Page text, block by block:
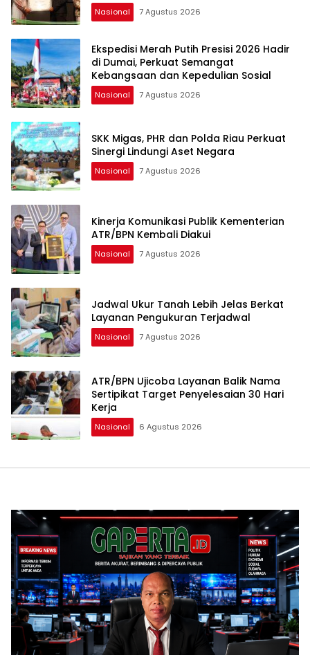
Nasional 7 Agustus 2026
Ekspedisi Merah Putih Presisi 2026 Hadir
di Dumai, Perkuat Semangat
Kebangsaan dan Kepedulian Sosial
Nasional 7 Agustus 2026
SKK Migas, PHR dan Polda Riau Perkuat
Sinergi Lindungi Aset Negara
Nasional 7 Agustus 2026
Kinerja Komunikasi Publik Kementerian
ATR/BPN Kembali Diakui
Nasional 7 Agustus 2026
Jadwal Ukur Tanah Lebih Jelas Berkat
Layanan Pengukuran Terjadwal
Nasional 7 Agustus 2026
ATR/BPN Ujicoba Layanan Balik Nama
Sertipikat Target Penyelesaian 30 Hari
Kerja
Nasional 6 Agustus 2026